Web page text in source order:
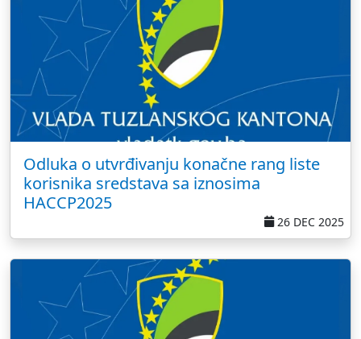
Odluka o utvrđivanju konačne rang liste
korisnika sredstava sa iznosima
HACCP2025
26 DEC 2025